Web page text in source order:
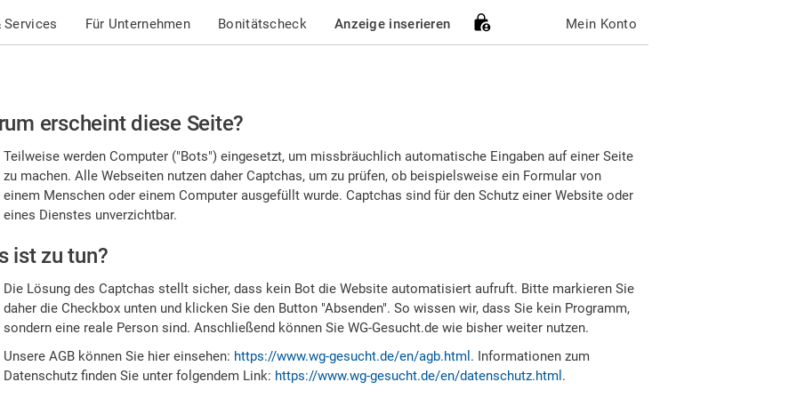
Services Für Unternehmen Bonitätscheck Anzeige inserieren Mein Konto
erscheint diese Seite?
Teilweise werden Computer ("Bots") eingesetzt, um missbräuchlich automatische Eingaben auf einer Seite
zu machen. Alle Webseiten nutzen daher Captchas, um zu prüfen, ob beispielsweise ein Formular von
einem Menschen oder einem Computer ausgefüllt wurde. Captchas sind für den Schutz einer Website oder
eines Dienstes unverzichtbar.
ist zu tun?
Die Lösung des Captchas stellt sicher, dass kein Bot die Website automatisiert aufruft. Bitte markieren Sie
daher die Checkbox unten und klicken Sie den Button "Absenden". So wissen wir, dass Sie kein Programm,
sondern eine reale Person sind. Anschließend können Sie WG-Gesucht.de wie bisher weiter nutzen.
Unsere AGB können Sie hier einsehen: https://www.wg-gesucht.de/en/agb.html . Informationen zum
Datenschutz finden Sie unter folgendem Link: https://www.wg-gesucht.de/en/datenschutz.html .